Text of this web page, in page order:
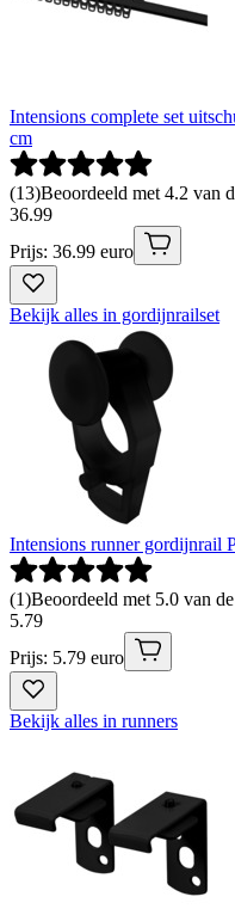
Intensions complete set
cm
(13)Beoordeeld met 4.2 van
36.99
Prijs: 36.99 euro
Bekijk alles in gordijnrailset
Intensions runner gordijnrail
(1)Beoordeeld met 5.0 van
5.79
Prijs: 5.79 euro
Bekijk alles in runners